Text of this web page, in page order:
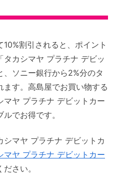
割引されると、ポイント
タカシマヤ プラチナ デビッ
、ソニー銀行から2%分のタ
す。高島屋でお買い物する
マヤ プラチナ デビットカー
でお得です。
シマヤ プラチナ デビットカ
マヤ プラチナ デビットカー
さい。